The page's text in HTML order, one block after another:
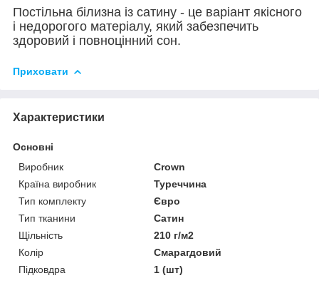
Постільна білизна із сатину - це варіант якісного
і недорогого матеріалу, який забезпечить
здоровий і повноцінний сон.
Приховати
Характеристики
Основні
Виробник
Crown
Країна виробник
Туреччина
Тип комплекту
Євро
Тип тканини
Сатин
Щільність
210 г/м2
Колір
Смарагдовий
Підковдра
1 (шт)